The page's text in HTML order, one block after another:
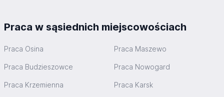
Praca w sąsiednich miejscowościach
Praca Osina Praca Maszewo
Praca Budzieszowce Praca Nowogard
Praca Krzemienna Praca Karsk